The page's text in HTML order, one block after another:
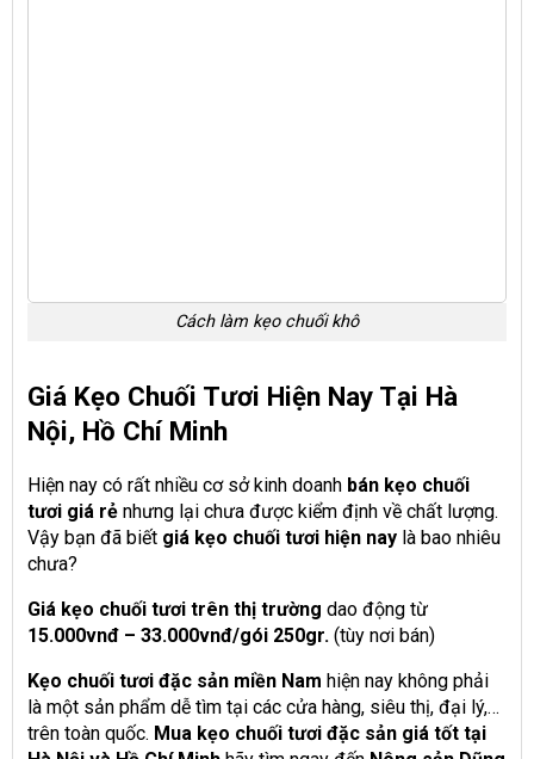
Cách làm kẹo chuối khô
Giá Kẹo Chuối Tươi Hiện Nay Tại Hà
Nội, Hồ Chí Minh
Hiện nay có rất nhiều cơ sở kinh doanh bán kẹo chuối
tươi giá rẻ nhưng lại chưa được kiểm định về chất lượng.
Vậy bạn đã biết giá kẹo chuối tươi hiện nay là bao nhiêu
chưa?
Giá kẹo chuối tươi trên thị trường dao động từ
15.000vnđ – 33.000vnđ/gói 250gr. (tùy nơi bán)
Kẹo chuối tươi đặc sản miền Nam hiện nay không phải
là một sản phẩm dễ tìm tại các cửa hàng, siêu thị, đại lý,…
trên toàn quốc. Mua kẹo chuối tươi đặc sản giá tốt tại